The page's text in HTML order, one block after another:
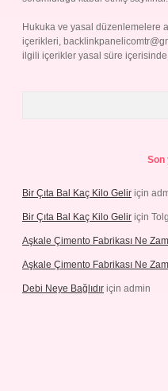
Hukuka ve yasal düzenlemelere
içerikleri,
ilgili içerikler yasal süre içerisinde
Son
Bir Çıta Bal Kaç Kilo Gelir için
Bir Çıta Bal Kaç Kilo Gelir için
Aşkale Çimento Fabrikası Ne
Aşkale Çimento Fabrikası Ne
Debi Neye Bağlıdır için admin